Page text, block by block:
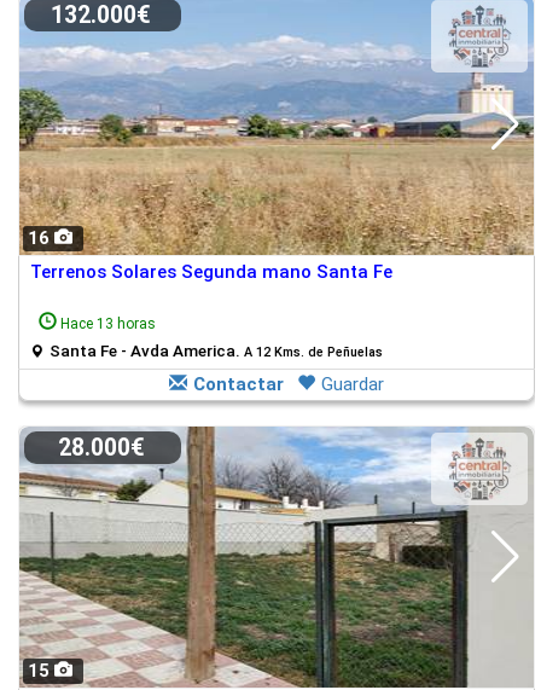
16
132.000€
Terrenos Solares Segunda mano Santa Fe
Hace 13 horas
Santa Fe - Avda America. A 12 Kms. de Peñuelas
Contactar Guardar
15
28.000€